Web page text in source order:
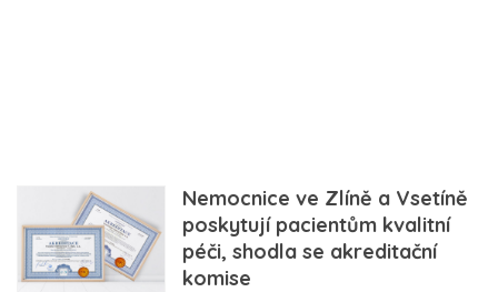
Nemocnice ve Zlíně a Vsetíně
poskytují pacientům kvalitní
péči, shodla se akreditační
komise